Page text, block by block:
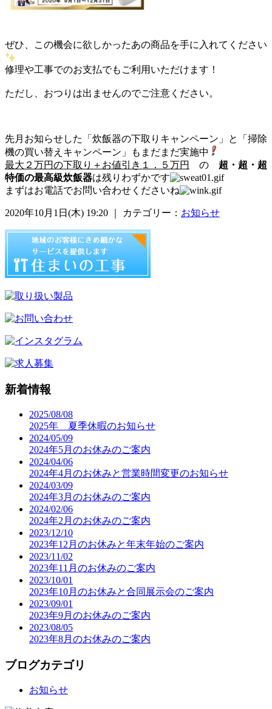
ぜひ、この機会に欲しかったあの商品を手に入れてください
修理や工事でのお支払でもご利用いただけます！
ただし、おつりは出ませんのでご注意ください。
先月お知らせした「炊飯器の下取りキャンペーン」と「掃除
機の買い替えキャンペーン」もまだまだ実施中
最大２万円の下取り＋お値引き１．５万円
の 超・超・超
特価の最高級炊飯器は残りわずかです
まずはお電話でお問い合わせくださいね
2020年10月1日(木) 19:20 ｜ カテゴリー： お知らせ
新着情報
2025/08/08
2025年 夏季休暇のお知らせ
2024/05/09
2024年5月のお休みのご案内
2024/04/06
2024年4月のお休みと営業時間変更のお知らせ
2024/03/09
2024年3月のお休みのご案内
2024/02/06
2024年2月のお休みのご案内
2023/12/10
2023年12月のお休みと年末年始のご案内
2023/11/02
2023年11月のお休みのご案内
2023/10/01
2023年10月のお休みと合同展示会のご案内
2023/09/01
2023年9月のお休みのご案内
2023/08/05
2023年8月のお休みのご案内
ブログカテゴリ
お知らせ